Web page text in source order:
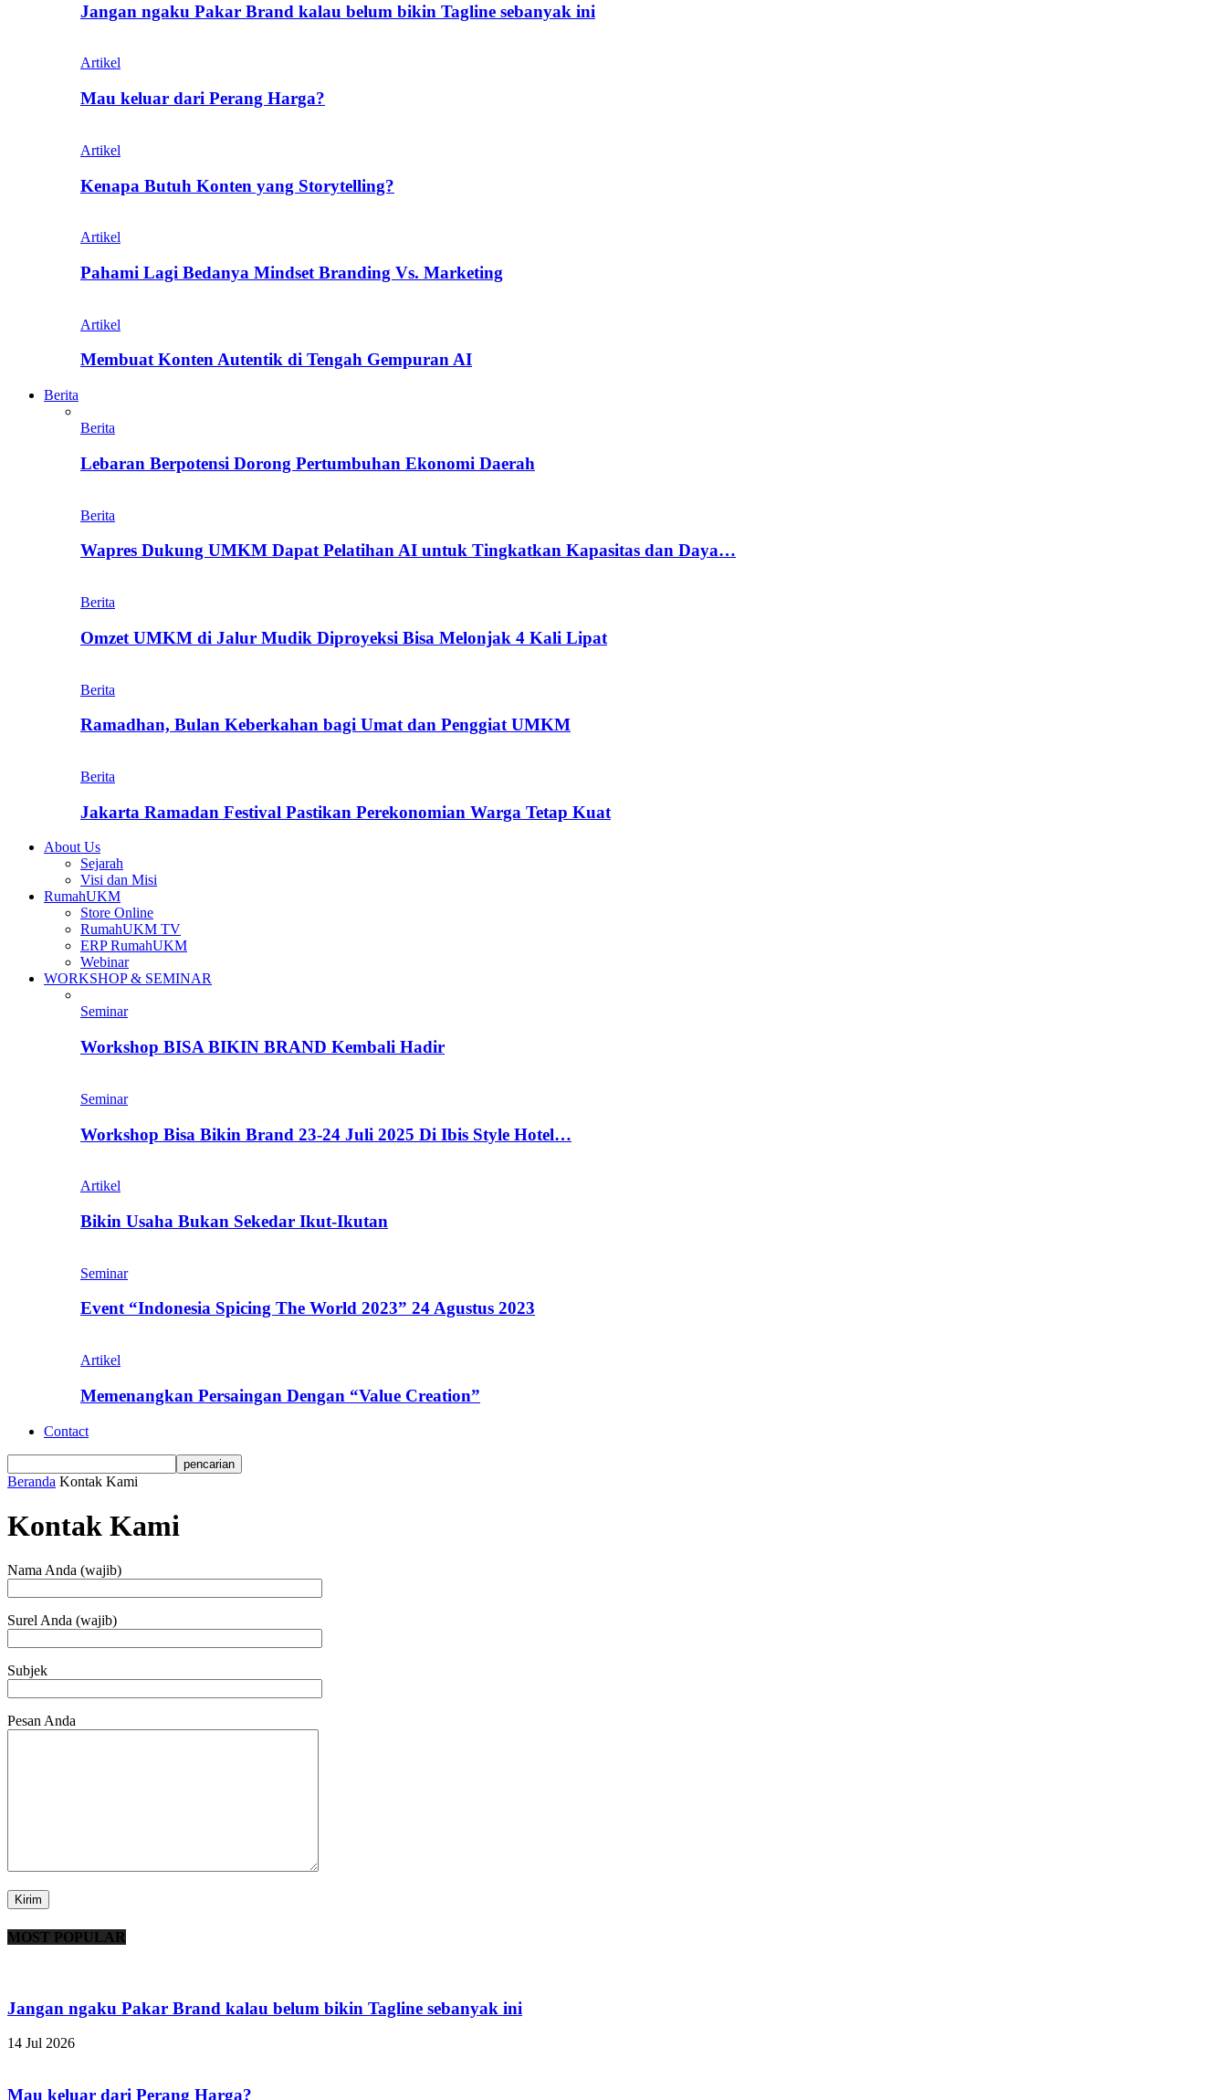
Jangan ngaku Pakar Brand kalau belum bikin Tagline sebanyak ini
Artikel
Mau keluar dari Perang Harga?
Artikel
Kenapa Butuh Konten yang Storytelling?
Artikel
Pahami Lagi Bedanya Mindset Branding Vs. Marketing
Artikel
Membuat Konten Autentik di Tengah Gempuran AI
Berita
Berita
Lebaran Berpotensi Dorong Pertumbuhan Ekonomi Daerah
Berita
Wapres Dukung UMKM Dapat Pelatihan AI untuk Tingkatkan Kapasitas dan Daya…
Berita
Omzet UMKM di Jalur Mudik Diproyeksi Bisa Melonjak 4 Kali Lipat
Berita
Ramadhan, Bulan Keberkahan bagi Umat dan Penggiat UMKM
Berita
Jakarta Ramadan Festival Pastikan Perekonomian Warga Tetap Kuat
About Us
Sejarah
Visi dan Misi
RumahUKM
Store Online
RumahUKM TV
ERP RumahUKM
Webinar
WORKSHOP & SEMINAR
Seminar
Workshop BISA BIKIN BRAND Kembali Hadir
Seminar
Workshop Bisa Bikin Brand 23-24 Juli 2025 Di Ibis Style Hotel…
Artikel
Bikin Usaha Bukan Sekedar Ikut-Ikutan
Seminar
Event “Indonesia Spicing The World 2023” 24 Agustus 2023
Artikel
Memenangkan Persaingan Dengan “Value Creation”
Contact
Beranda Kontak Kami
Kontak Kami
Nama Anda (wajib)
Surel Anda (wajib)
Subjek
Pesan Anda
MOST POPULAR
Jangan ngaku Pakar Brand kalau belum bikin Tagline sebanyak ini
14 Jul 2026
Mau keluar dari Perang Harga?